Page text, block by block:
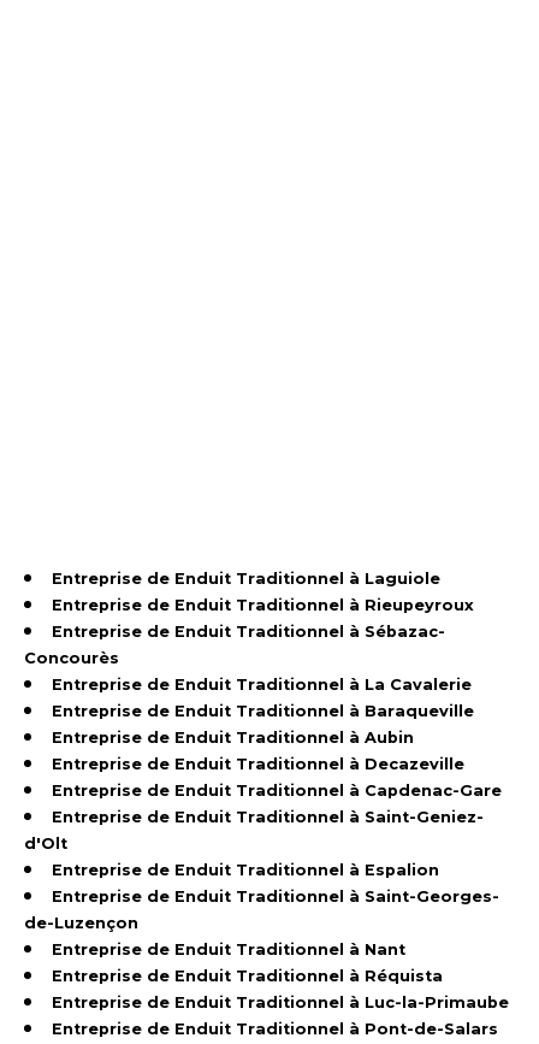
Entreprise de Enduit Traditionnel à Laguiole
Entreprise de Enduit Traditionnel à Rieupeyroux
Entreprise de Enduit Traditionnel à Sébazac-
Concourès
Entreprise de Enduit Traditionnel à La Cavalerie
Entreprise de Enduit Traditionnel à Baraqueville
Entreprise de Enduit Traditionnel à Aubin
Entreprise de Enduit Traditionnel à Decazeville
Entreprise de Enduit Traditionnel à Capdenac-Gare
Entreprise de Enduit Traditionnel à Saint-Geniez-
d'Olt
Entreprise de Enduit Traditionnel à Espalion
Entreprise de Enduit Traditionnel à Saint-Georges-
de-Luzençon
Entreprise de Enduit Traditionnel à Nant
Entreprise de Enduit Traditionnel à Réquista
Entreprise de Enduit Traditionnel à Luc-la-Primaube
Entreprise de Enduit Traditionnel à Pont-de-Salars